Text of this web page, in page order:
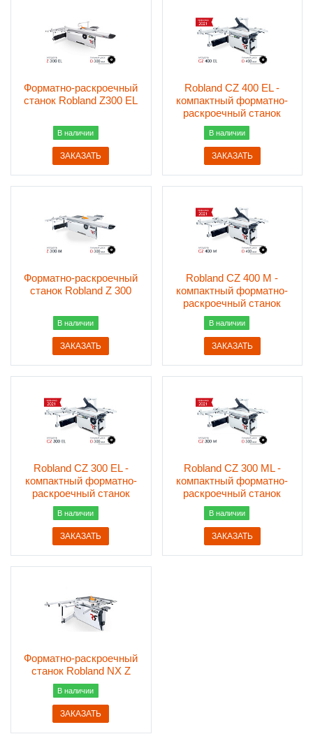
Форматно-раскроечный
станок Robland Z300 EL
В наличии
ЗАКАЗАТЬ
Robland СZ 400 EL -
компактный форматно-
раскроечный станок
В наличии
ЗАКАЗАТЬ
Форматно-раскроечный
станок Robland Z 300
В наличии
ЗАКАЗАТЬ
Robland СZ 400 M -
компактный форматно-
раскроечный станок
В наличии
ЗАКАЗАТЬ
Robland СZ 300 EL -
компактный форматно-
раскроечный станок
В наличии
ЗАКАЗАТЬ
Robland СZ 300 ML -
компактный форматно-
раскроечный станок
В наличии
ЗАКАЗАТЬ
Форматно-раскроечный
станок Robland NX Z
В наличии
ЗАКАЗАТЬ